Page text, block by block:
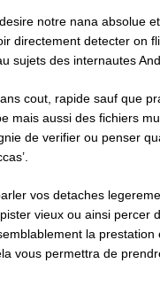
notre nana absolue
directement detecter on
sujets des internautes
cout, rapide sauf que
mais aussi des fichiers
de verifier ou penser
vos detaches
vieux ou ainsi percer
la prestation
vous permettra de